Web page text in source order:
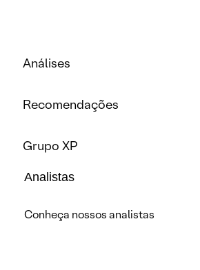
Análises
Recomendações
Grupo XP
Analistas
Conheça nossos analistas